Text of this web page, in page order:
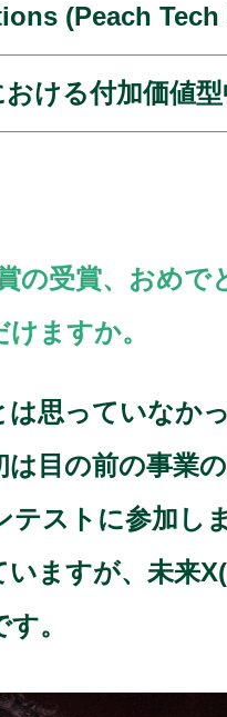
(Peach
ける付加価値
受賞、おめで
ますか。
思っていなか
目の前の事業
ストに参加しま
ますが、未来
。